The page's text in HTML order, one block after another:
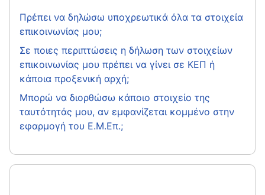
Πρέπει να δηλώσω υποχρεωτικά όλα τα στοιχεία
επικοινωνίας μου;
Σε ποιες περιπτώσεις η δήλωση των στοιχείων
επικοινωνίας μου πρέπει να γίνει σε ΚΕΠ ή
κάποια προξενική αρχή;
Μπορώ να διορθώσω κάποιο στοιχείο της
ταυτότητάς μου, αν εμφανίζεται κομμένο στην
εφαρμογή του Ε.Μ.Επ.;